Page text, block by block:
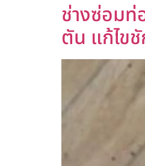
ช่างซ่อมท่
ตัน แก้ไข